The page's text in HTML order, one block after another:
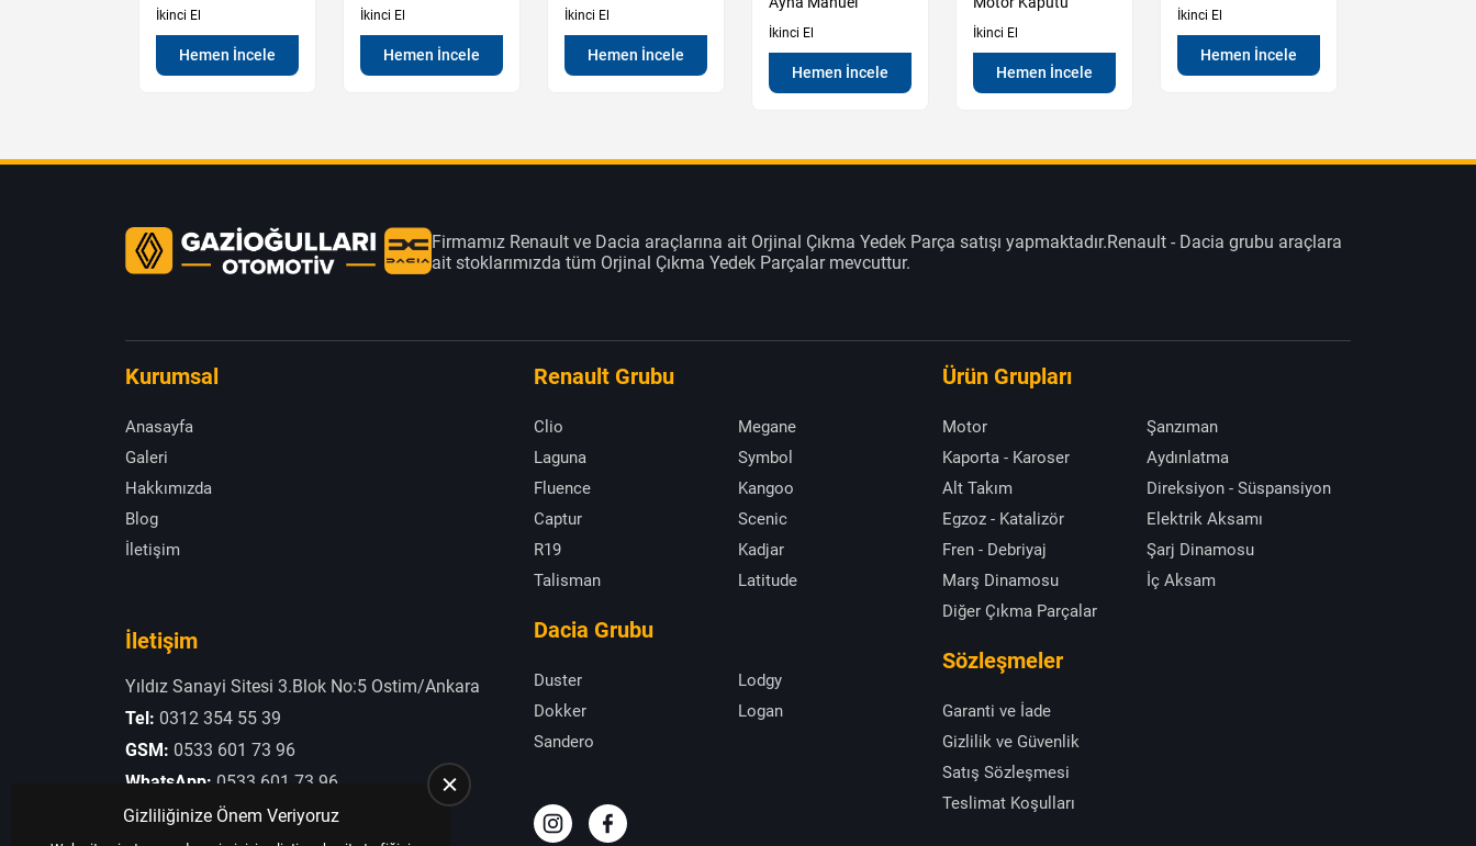
İkinci El
Hemen İncele
İkinci El
Hemen İncele
İkinci El
Hemen İncele
İkinci El
Hemen İncele
İkinci El
Hemen İncele
İkinci El
Hemen İncele
Firmamız Renault ve Dacia araçlarına ait Orjinal Çıkma Yedek Parça satışı yapmaktadır.Renault - Dacia grubu araçlara
ait stoklarımızda tüm Orjinal Çıkma Yedek Parçalar mevcuttur.
Kurumsal
Anasayfa
Galeri
Hakkımızda
Blog
İletişim
İletişim
Yıldız Sanayi Sitesi 3.Blok No:5 Ostim/Ankara
Tel: 0312 354 55 39
GSM: 0533 601 73 96
WhatsApp: 0533 601 73 96
E-Posta:otogaziogullari@hotmail.com
Renault Grubu
Clio
Megane
Laguna
Symbol
Fluence
Kangoo
Captur
Scenic
R19
Kadjar
Talisman
Latitude
Dacia Grubu
Duster
Lodgy
Dokker
Logan
Sandero
Ürün Grupları
Motor
Şanzıman
Kaporta - Karoser
Aydınlatma
Alt Takım
Direksiyon - Süspansiyon
Egzoz - Katalizör
Elektrik Aksamı
Fren - Debriyaj
Şarj Dinamosu
Marş Dinamosu
İç Aksam
Diğer Çıkma Parçalar
Sözleşmeler
Garanti ve İade
Gizlilik ve Güvenlik
Satış Sözleşmesi
Teslimat Koşulları
Gizliliğinize Önem Veriyoruz